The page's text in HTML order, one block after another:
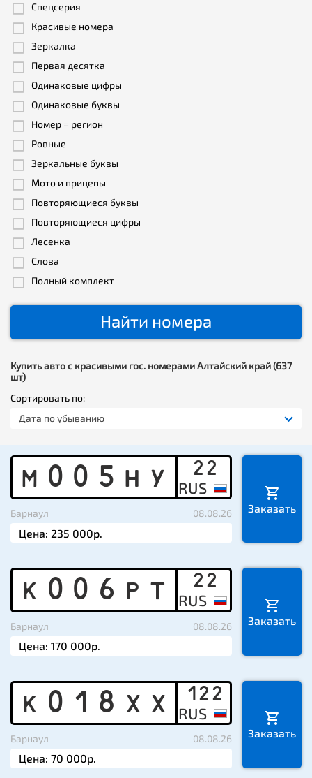
Спецсерия
Красивые номера
Зеркалка
Первая десятка
Одинаковые цифры
Одинаковые буквы
Номер = регион
Ровные
Зеркальные буквы
Мото и прицепы
Повторяющиеся буквы
Повторяющиеся цифры
Лесенка
Слова
Полный комплект
Найти номера
Купить авто с красивыми гос. номерами Алтайский край (637
шт)
Сортировать по:
Дата по убыванию
M 0 0 5 H Y 22
Барнаул 08.08.26 Заказать
K 0 0 6 P T 22
Барнаул 08.08.26 Заказать
K 0 1 8 X X 122
Барнаул 08.08.26 Заказать